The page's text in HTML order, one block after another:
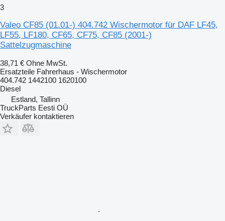
3
Valeo CF85 (01.01-) 404.742 Wischermotor für DAF LF45,
LF55, LF180, CF65, CF75, CF85 (2001-)
Sattelzugmaschine
38,71 € Ohne MwSt.
Ersatzteile Fahrerhaus - Wischermotor
404.742 1442100 1620100
Diesel
Estland, Tallinn
TruckParts Eesti OÜ
Verkäufer kontaktieren